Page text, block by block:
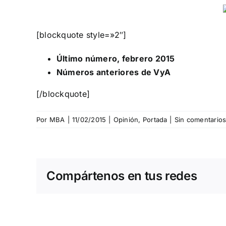
[blockquote style=»2″]
Último número, febrero 2015
Números anteriores de VyA
[/blockquote]
Por MBA 11/02/2015 Opinión, Portada Sin comentarios
Compártenos en tus redes